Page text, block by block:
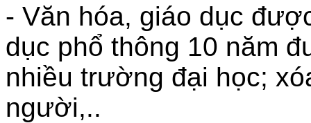
- Văn hóa, giáo dục
dục phổ thông 10 năm
nhiều trường đại học;
người,..